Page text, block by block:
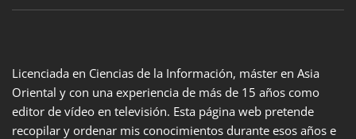
Licenciada en Ciencias de la Información, máster en Asia
Oriental y con una experiencia de más de 15 años como
editor de vídeo en televisión. Esta página web pretende
recopilar y ordenar mis conocimientos durante esos años e